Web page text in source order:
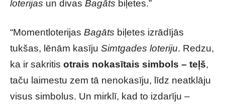
loterijas un divas Bagāts biļetes.”
“Momentloterijas Bagāts biļetes izrādījās
tukšas, lēnām kasīju Simtgades loteriju. Redzu,
ka ir sakritis otrais nokasītais simbols – teļš,
taču laimestu zem tā nenokasīju, līdz neatklāju
visus simbolus. Un mirklī, kad to izdarīju –